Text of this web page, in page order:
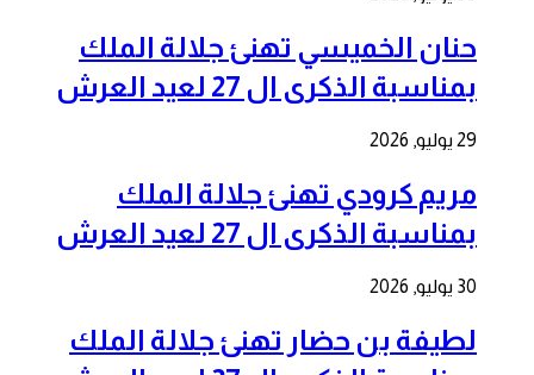
حنان الخميسي تهنئ جلالة الملك
بمناسبة الذكرى ال 27 لعيد العرش
29 يوليو, 2026
مريم كرودي تهنئ جلالة الملك
بمناسبة الذكرى ال 27 لعيد العرش
30 يوليو, 2026
لطيفة بن حضار تهنئ جلالة الملك